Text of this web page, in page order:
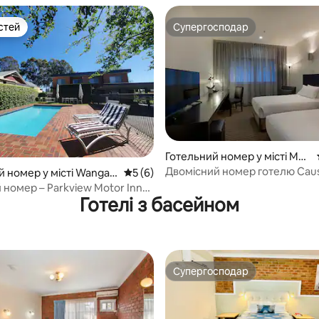
відгуки: 106
номер у місті Wangar
Середня оцінка: 5 з 5, відгуки: 6
5 (6)
номер – Parkview Motor Inn
Супергосподар
Супергосподар
Готельний номер у місті Мел
ьбурн
Двомісний номер готелю
Готелі з басейном
Супергосподар
Супергосподар